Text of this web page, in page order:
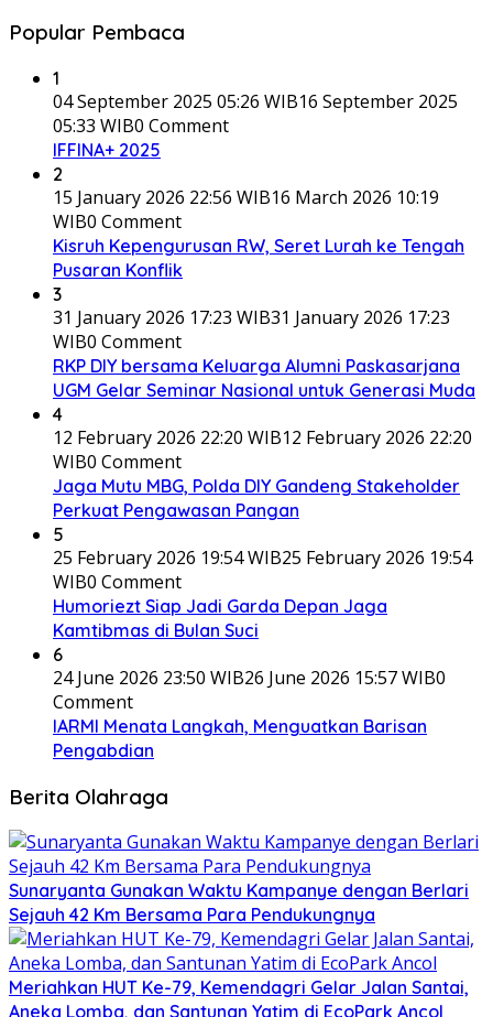
Popular Pembaca
1
04 September 2025 05:26 WIB16 September 2025
05:33 WIB0 Comment
IFFINA+ 2025
2
15 January 2026 22:56 WIB16 March 2026 10:19
WIB0 Comment
Kisruh Kepengurusan RW, Seret Lurah ke Tengah
Pusaran Konflik
3
31 January 2026 17:23 WIB31 January 2026 17:23
WIB0 Comment
RKP DIY bersama Keluarga Alumni Paskasarjana
UGM Gelar Seminar Nasional untuk Generasi Muda
4
12 February 2026 22:20 WIB12 February 2026 22:20
WIB0 Comment
Jaga Mutu MBG, Polda DIY Gandeng Stakeholder
Perkuat Pengawasan Pangan
5
25 February 2026 19:54 WIB25 February 2026 19:54
WIB0 Comment
Humoriezt Siap Jadi Garda Depan Jaga
Kamtibmas di Bulan Suci
6
24 June 2026 23:50 WIB26 June 2026 15:57 WIB0
Comment
IARMI Menata Langkah, Menguatkan Barisan
Pengabdian
Berita Olahraga
Sunaryanta Gunakan Waktu Kampanye dengan Berlari
Sejauh 42 Km Bersama Para Pendukungnya
Meriahkan HUT Ke-79, Kemendagri Gelar Jalan Santai,
Aneka Lomba, dan Santunan Yatim di EcoPark Ancol